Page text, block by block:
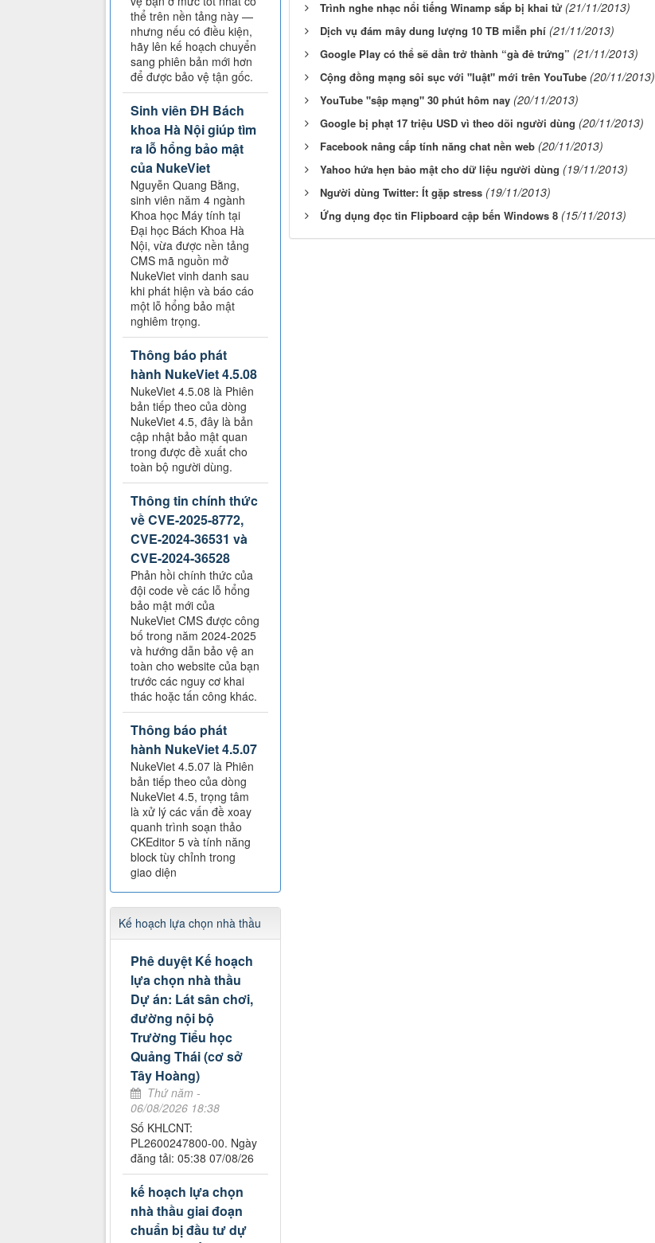
Trình nghe nhạc nổi tiếng Winamp sắp bị khai tử (21/11/2013)
Dịch vụ đám mây dung lượng 10 TB miễn phí (21/11/2013)
Google Play có thể sẽ dần trở thành “gà đẻ trứng” (21/11/2013)
Cộng đồng mạng sôi sục với "luật" mới trên YouTube (20/11/2013)
YouTube "sập mạng" 30 phút hôm nay (20/11/2013)
Google bị phạt 17 triệu USD vì theo dõi người dùng (20/11/2013)
Facebook nâng cấp tính năng chat nền web (20/11/2013)
Yahoo hứa hẹn bảo mật cho dữ liệu người dùng (19/11/2013)
Người dùng Twitter: Ít gặp stress (19/11/2013)
Ứng dụng đọc tin Flipboard cập bến Windows 8 (15/11/2013)
thể trên nền tảng này —
nhưng nếu có điều kiện,
hãy lên kế hoạch chuyển
sang phiên bản mới hơn
để được bảo vệ tận gốc.
Sinh viên ĐH Bách
khoa Hà Nội giúp tìm
ra lỗ hổng bảo mật
của NukeViet
Nguyễn Quang Bằng,
sinh viên năm 4 ngành
Khoa học Máy tính tại
Đại học Bách Khoa Hà
Nội, vừa được nền tảng
CMS mã nguồn mở
NukeViet vinh danh sau
khi phát hiện và báo cáo
một lỗ hổng bảo mật
nghiêm trọng.
Thông báo phát
hành NukeViet 4.5.08
NukeViet 4.5.08 là Phiên
bản tiếp theo của dòng
NukeViet 4.5, đây là bản
cập nhật bảo mật quan
trong được đề xuất cho
toàn bộ người dùng.
Thông tin chính thức
về CVE-2025-8772,
CVE-2024-36531 và
CVE-2024-36528
Phản hồi chính thức của
đội code về các lỗ hổng
bảo mật mới của
NukeViet CMS được công
bố trong năm 2024-2025
và hướng dẫn bảo vệ an
toàn cho website của bạn
trước các nguy cơ khai
thác hoặc tấn công khác.
Thông báo phát
hành NukeViet 4.5.07
NukeViet 4.5.07 là Phiên
bản tiếp theo của dòng
NukeViet 4.5, trọng tâm
là xử lý các vấn đề xoay
quanh trình soạn thảo
CKEditor 5 và tính năng
block tùy chỉnh trong
giao diện
Kế hoạch lựa chọn nhà thầu
Phê duyệt Kế hoạch
lựa chọn nhà thầu
Dự án: Lát sân chơi,
đường nội bộ
Trường Tiểu học
Quảng Thái (cơ sở
Tây Hoàng)
Thứ năm -
06/08/2026 18:38
Số KHLCNT:
PL2600247800-00. Ngày
đăng tải: 05:38 07/08/26
kế hoạch lựa chọn
nhà thầu giai đoạn
chuẩn bị đầu tư dự